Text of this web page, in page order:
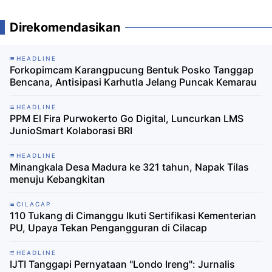
Direkomendasikan
HEADLINE
Forkopimcam Karangpucung Bentuk Posko Tanggap
Bencana, Antisipasi Karhutla Jelang Puncak Kemarau
HEADLINE
PPM El Fira Purwokerto Go Digital, Luncurkan LMS
JunioSmart Kolaborasi BRI
HEADLINE
Minangkala Desa Madura ke 321 tahun, Napak Tilas
menuju Kebangkitan
CILACAP
110 Tukang di Cimanggu Ikuti Sertifikasi Kementerian
PU, Upaya Tekan Pengangguran di Cilacap
HEADLINE
IJTI Tanggapi Pernyataan "Londo Ireng": Jurnalis